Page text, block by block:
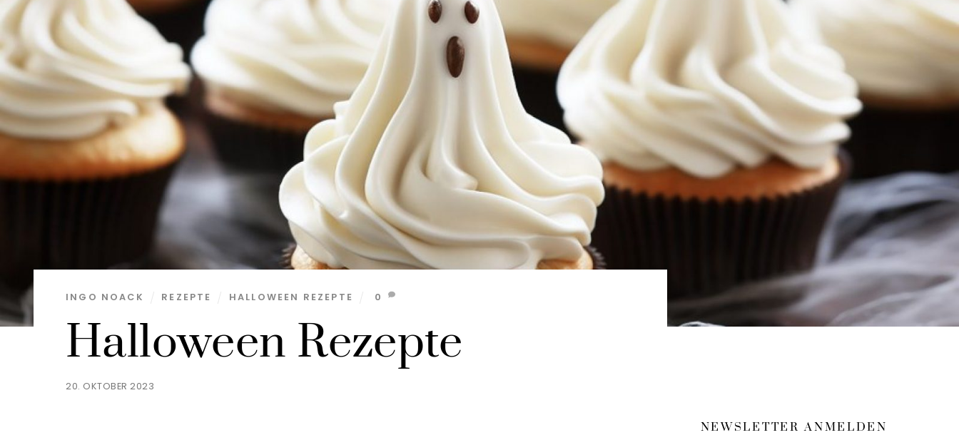
20. OKTOBER 2023
Halloween Rezepte
INGO NOACK REZEPTE HALLOWEEN REZEPTE 0
NEWSLETTER ANMELDEN